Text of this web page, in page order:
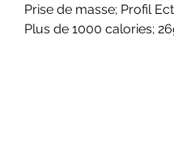
Prise de masse; Profil
Plus de 1000 calories;